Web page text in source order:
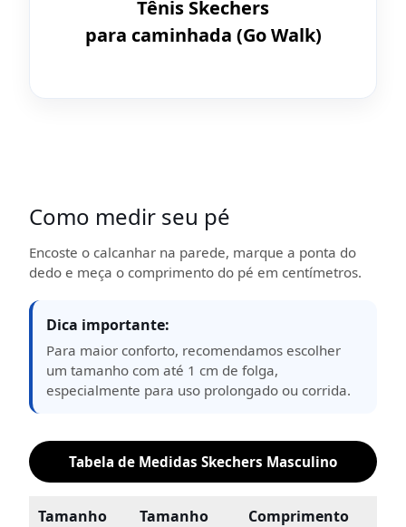
Tênis Skechers
para caminhada (Go Walk)
Como medir seu pé
Encoste o calcanhar na parede, marque a ponta do
dedo e meça o comprimento do pé em centímetros.
Dica importante:
Para maior conforto, recomendamos escolher
um tamanho com até 1 cm de folga,
especialmente para uso prolongado ou corrida.
Tabela de Medidas Skechers Masculino
Tamanho
Tamanho
Comprimento